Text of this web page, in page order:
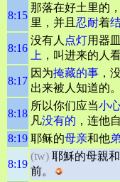
8:15
那落在好土里的
里，并且 忍耐着
8:16
没有人 点灯用器
上 ，叫进来的人
8:17
因为掩藏的事 ，
出来被人知道的。
8:18
所以你们应当小
凡没有的 ，连他
8:19 耶稣的母亲和他
8:19
(tw) 耶穌的母親
前。